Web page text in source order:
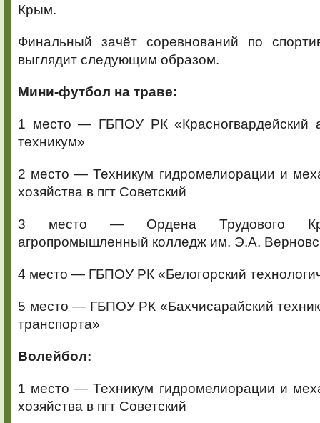
Крым.
Финальный зачёт соревнований по
выглядит следующим образом.
Мини-футбол на траве:
1 место — ГБПОУ РК «Красногвардейский
техникум»
2 место — Техникум гидромелиорации и
хозяйства в пгт Советский
3 место — Ордена Трудового
агропромышленный колледж им. Э.А.
4 место — ГБПОУ РК «Белогорский
5 место — ГБПОУ РК «Бахчисарайский
транспорта»
Волейбол:
1 место — Техникум гидромелиорации и
хозяйства в пгт Советский